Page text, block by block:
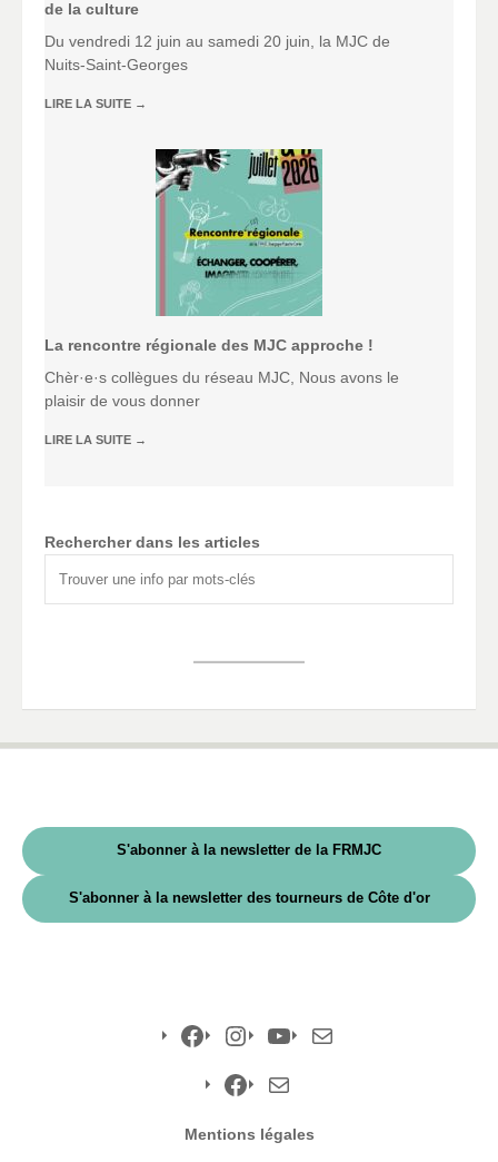
de la culture
Du vendredi 12 juin au samedi 20 juin, la MJC de
Nuits-Saint-Georges
LIRE LA SUITE →
La rencontre régionale des MJC approche !
Chèr·e·s collègues du réseau MJC, Nous avons le
plaisir de vous donner
LIRE LA SUITE →
Rechercher dans les articles
S'abonner à la newsletter de la FRMJC
S'abonner à la newsletter des tourneurs de Côte d'or
Facebook
Facebook
mail
Mentions légales